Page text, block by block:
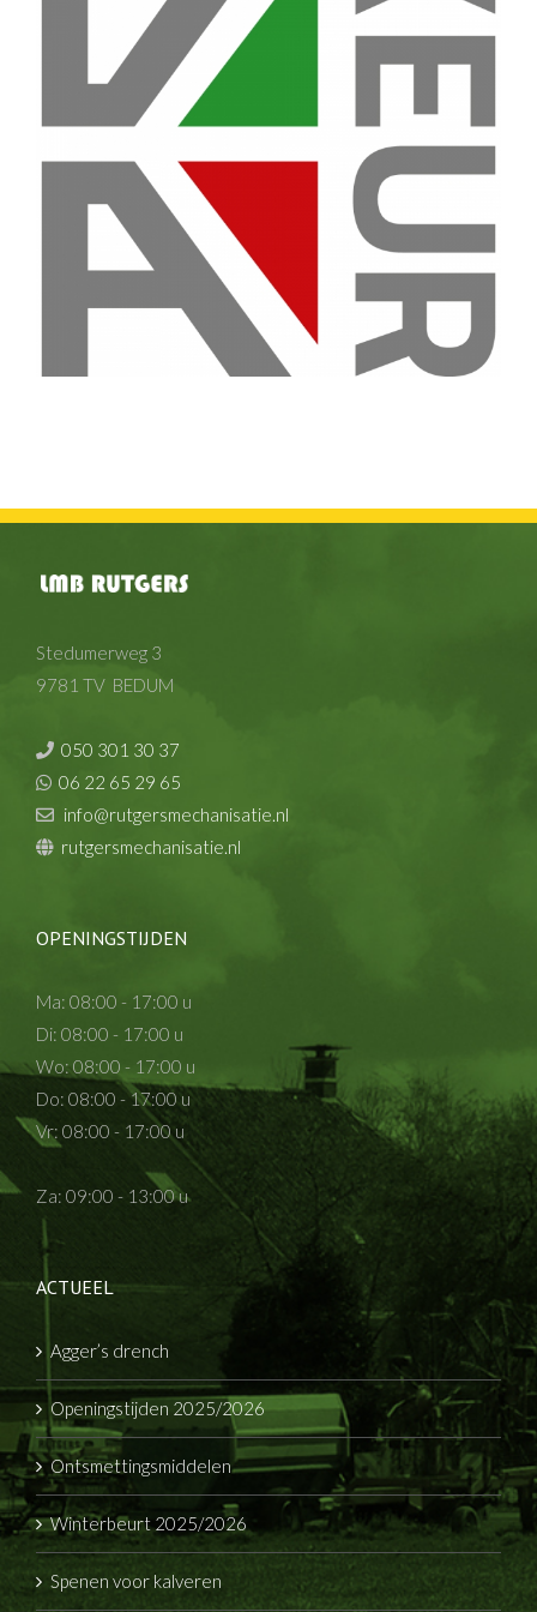
Stedumerweg 3
9781 TV BEDUM
050 301 30 37
06 22 65 29 65
info@rutgersmechanisatie.nl
rutgersmechanisatie.nl
OPENINGSTIJDEN
Ma: 08:00 - 17:00 u
Di: 08:00 - 17:00 u
Wo: 08:00 - 17:00 u
Do: 08:00 - 17:00 u
Vr: 08:00 - 17:00 u
Za: 09:00 - 13:00 u
ACTUEEL
Agger’s drench
Openingstijden 2025/2026
Ontsmettingsmiddelen
Winterbeurt 2025/2026
Spenen voor kalveren